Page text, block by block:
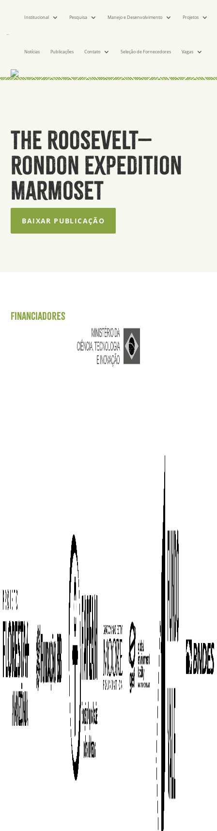
Institucional Pesquisa Manejo e Desenvolvimento Projetos
Notícias Publicações Contato Seleção de Fornecedores Vagas
The Roosevelt–
Rondon expedition
marmoset
BAIXAR PUBLICAÇÃO
Financiadores